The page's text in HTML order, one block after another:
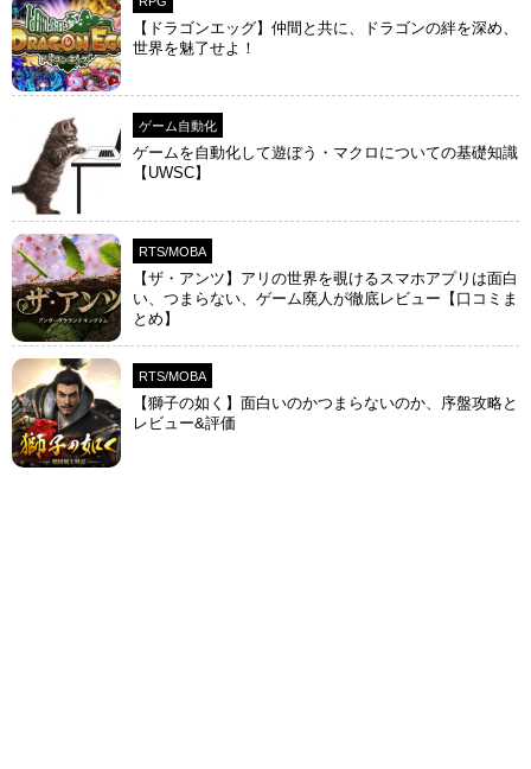
【ドラゴンエッグ】仲間と共に、ドラゴンの絆を深め、
世界を魅了せよ！
ゲーム自動化
ゲームを自動化して遊ぼう・マクロについての基礎知識
【UWSC】
RTS/MOBA
【ザ・アンツ】アリの世界を覗けるスマホアプリは面白
い、つまらない、ゲーム廃人が徹底レビュー【口コミま
とめ】
RTS/MOBA
【獅子の如く】面白いのかつまらないのか、序盤攻略と
レビュー&評価